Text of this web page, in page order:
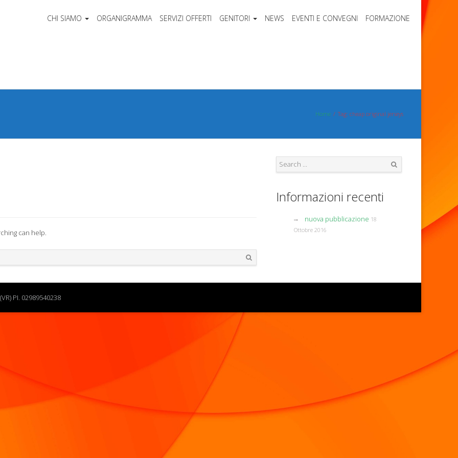
CHI SIAMO ORGANIGRAMMA SERVIZI OFFERTI GENITORI NEWS EVENTI E CONVEGNI FORMAZIONE
Home Tag: cheap original jerseys
can help.
Informazioni recenti
nuova pubblicazione 18
Ottobre 2016
PI. 02989540238